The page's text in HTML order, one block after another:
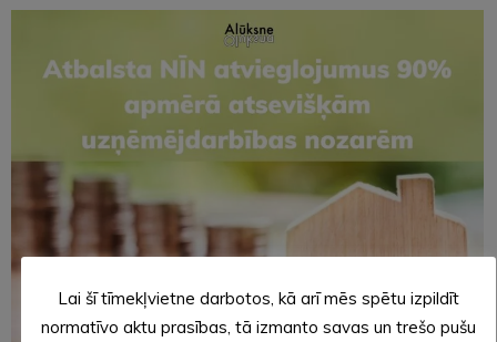
Lai šī tīmekļvietne darbotos, kā arī mēs spētu izpildīt
normatīvo aktu prasības, tā izmanto savas un trešo pušu